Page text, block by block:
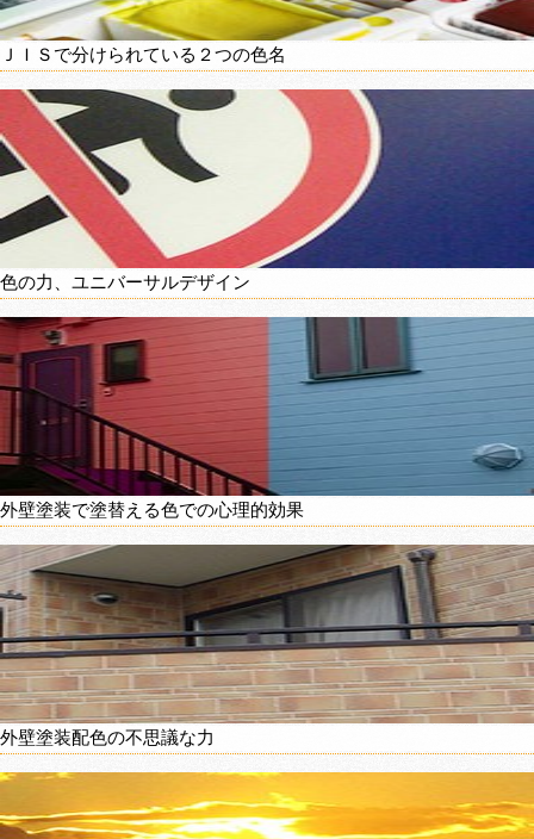
ＪＩＳで分けられている２つの色名
色の力、ユニバーサルデザイン
外壁塗装で塗替える色での心理的効果
外壁塗装配色の不思議な力